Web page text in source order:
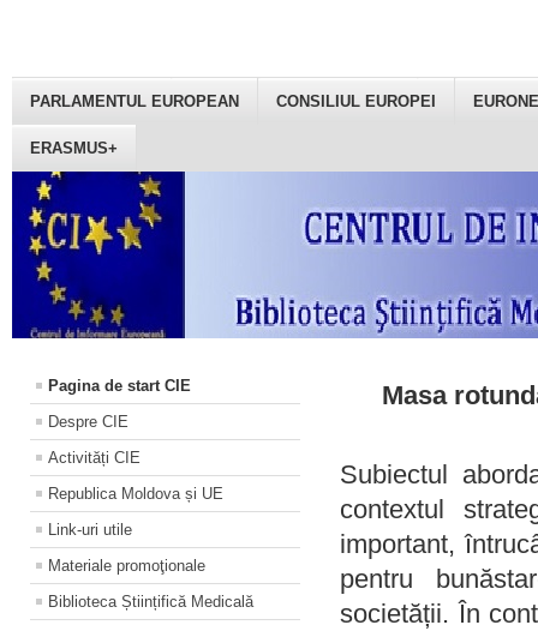
PARLAMENTUL EUROPEAN CONSILIUL EUROPEI
ERASMUS+
Pagina de start CIE
Despre CIE
Activități CIE
Republica Moldova și UE
Link-uri utile
Materiale promoţionale
Biblioteca Științifică Medicală
Masa
Subiectul
contextul
important,
pentru
societății. În